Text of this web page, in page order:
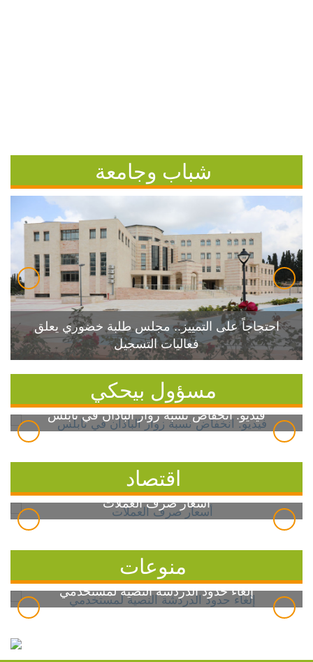
شباب وجامعة
احتجاجاً على التمييز.. مجلس طلبة خضوري يعلق
فعاليات التسجيل
مسؤول بيحكي
فيديو: انخفاض نسبة زوار الباذان في نابلس
اقتصاد
أسعار صرف العملات
منوعات
إلغاء حدود الدردشة النصية لمستخدمي